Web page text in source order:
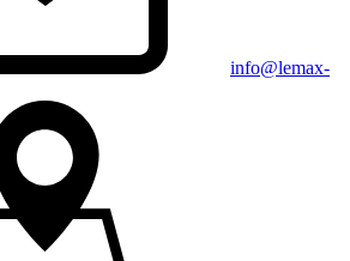
info@lemax-